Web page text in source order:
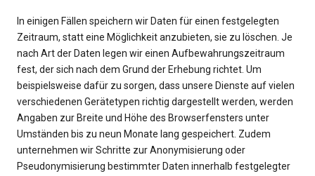
In einigen Fällen speichern wir Daten für einen festgelegten
Zeitraum, statt eine Möglichkeit anzubieten, sie zu löschen. Je
nach Art der Daten legen wir einen Aufbewahrungszeitraum
fest, der sich nach dem Grund der Erhebung richtet. Um
beispielsweise dafür zu sorgen, dass unsere Dienste auf vielen
verschiedenen Gerätetypen richtig dargestellt werden, werden
Angaben zur Breite und Höhe des Browserfensters unter
Umständen bis zu neun Monate lang gespeichert. Zudem
unternehmen wir Schritte zur Anonymisierung oder
Pseudonymisierung bestimmter Daten innerhalb festgelegter